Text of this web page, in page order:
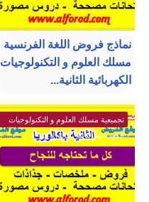
نماذج فروض اللغة الفرنسية
مسلك العلوم و التكنولوجيات
الكهربائية الثانية...
تجميعية مسلك العلوم و التكنولوجيات
الكهربائية الثانية باكالوريا